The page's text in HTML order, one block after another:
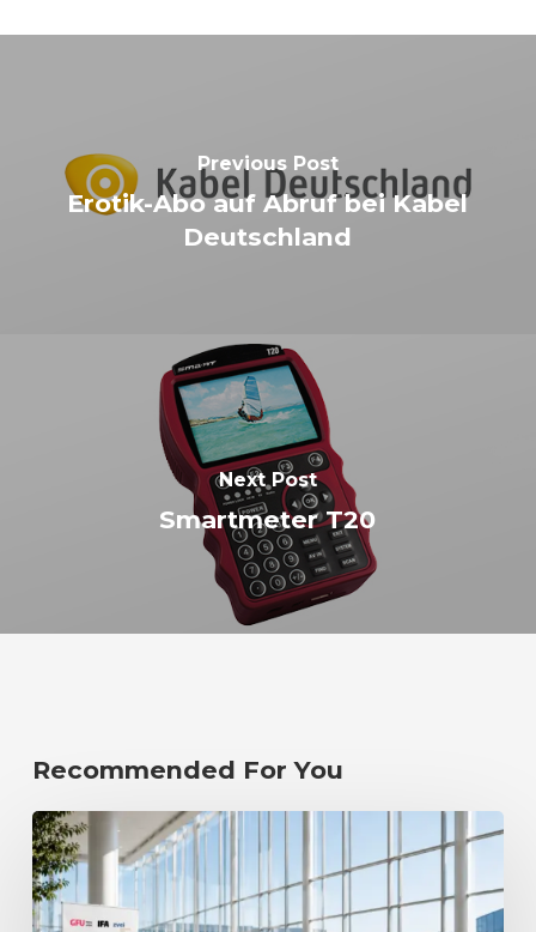
Previous Post
Erotik-Abo auf Abruf bei Kabel
Deutschland
Next Post
Smartmeter T20
Recommended For You